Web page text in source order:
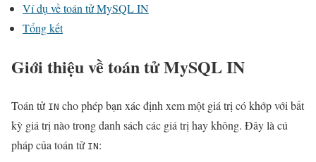
Ví dụ về toán tử MySQL IN
Tổng kết
Giới thiệu về toán tử MySQL IN
Toán tử IN cho phép bạn xác định xem một giá trị có khớp với bất
kỳ giá trị nào trong danh sách các giá trị hay không. Đây là cú
pháp của toán tử IN: